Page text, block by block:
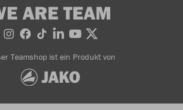
ARE TEAM
Teamshop ist ein Produkt von